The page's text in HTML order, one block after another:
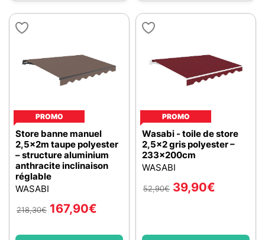
PROMO
Store banne manuel
2,5x2m taupe polyester
– structure aluminium
anthracite inclinaison
réglable
WASABI
218,30€ 167,90€
PROMO
Wasabi - toile de store
2,5x2 gris polyester –
233x200cm
WASABI
52,90€ 39,90€